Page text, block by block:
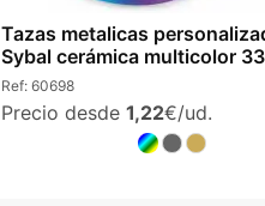
Tazas metalicas
Sybal cerámica multicolor
Ref: 60698
Precio desde 1,22€/ud.